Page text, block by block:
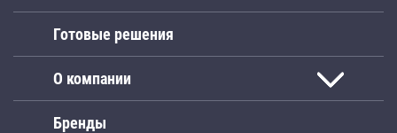
Готовые решения
О компании
Бренды